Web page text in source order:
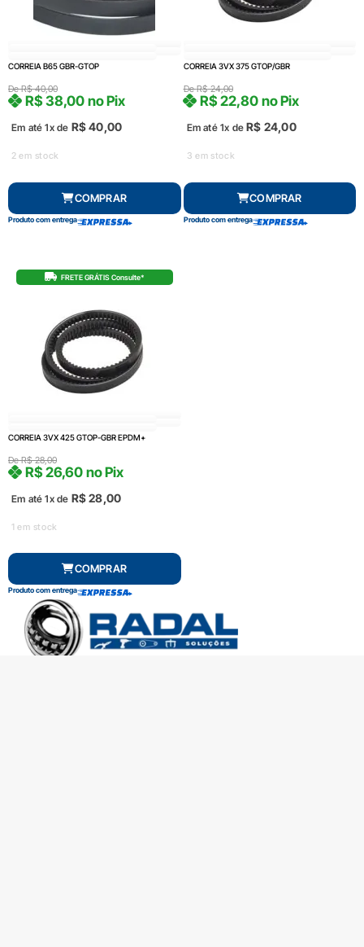
CORREIA B65 GBR-GTOP
DeR$40,00
Em até 1x de R$40,00
R$38,00 no Pix
2 em stock
COMPRAR
Produto com entrega
CORREIA 3VX 375 GTOP/GBR
DeR$24,00
Em até 1x de R$ 24,00
R$22,80 no Pix
3 em stock
COMPRAR
Produto com entrega
FRETE GRÁTIS Consulte*
CORREIA 3VX 425 GTOP-GBR EPDM+
DeR$28,00
Em até 1x de R$28,00
R$26,60 no Pix
1 em stock
COMPRAR
Produto com entrega